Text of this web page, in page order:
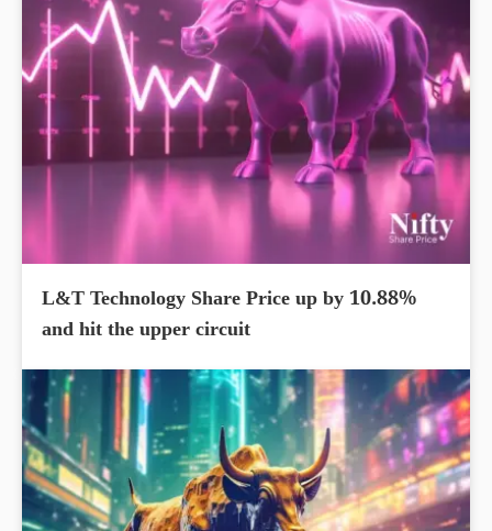
L&T Technology Share Price up by 10.88%
and hit the upper circuit